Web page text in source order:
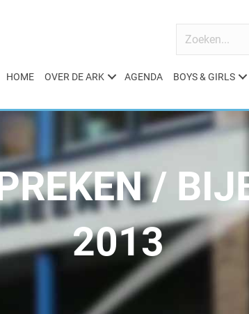
HOME OVER DE ARK AGENDA BOYS & GIRLS
/
2013